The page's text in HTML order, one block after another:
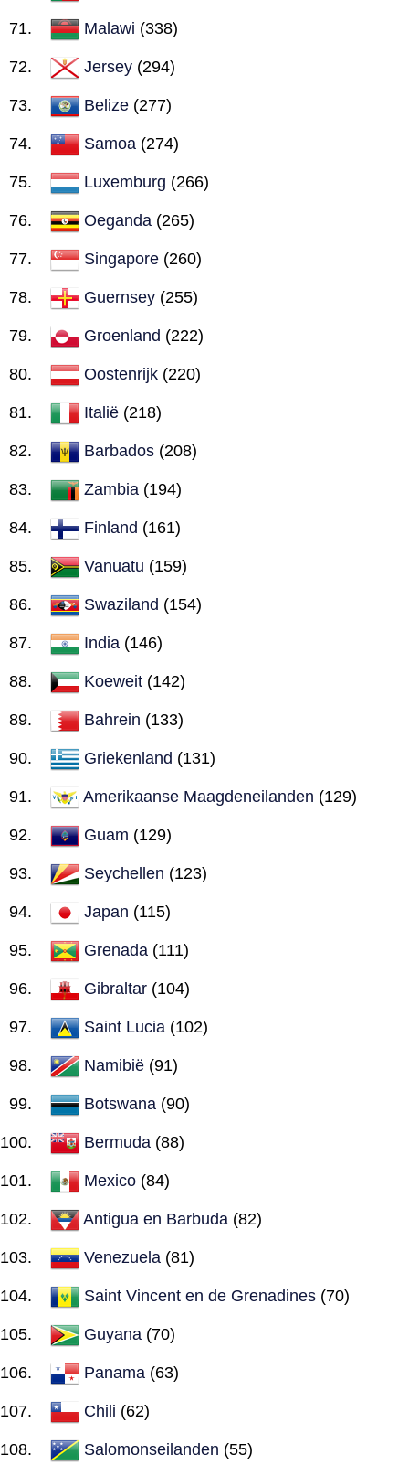
Malawi (338)
Jersey (294)
Belize (277)
Samoa (274)
Luxemburg (266)
Oeganda (265)
Singapore (260)
Guernsey (255)
Groenland (222)
Oostenrijk (220)
Italië (218)
Barbados (208)
Zambia (194)
Finland (161)
Vanuatu (159)
Swaziland (154)
India (146)
Koeweit (142)
Bahrein (133)
Griekenland (131)
Amerikaanse Maagdeneilanden (129)
Guam (129)
Seychellen (123)
Japan (115)
Grenada (111)
Gibraltar (104)
Saint Lucia (102)
Namibië (91)
Botswana (90)
Bermuda (88)
Mexico (84)
Antigua en Barbuda (82)
Venezuela (81)
Saint Vincent en de Grenadines (70)
Guyana (70)
Panama (63)
Chili (62)
Salomonseilanden (55)